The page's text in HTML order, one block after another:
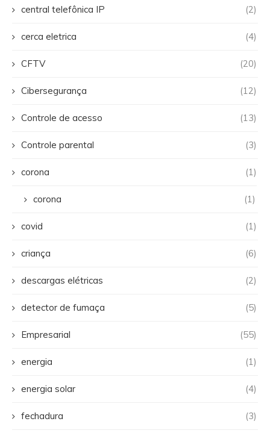
central telefônica IP (2)
cerca eletrica (4)
CFTV (20)
Cibersegurança (12)
Controle de acesso (13)
Controle parental (3)
corona (1)
corona (1)
covid (1)
criança (6)
descargas elétricas (2)
detector de fumaça (5)
Empresarial (55)
energia (1)
energia solar (4)
fechadura (3)